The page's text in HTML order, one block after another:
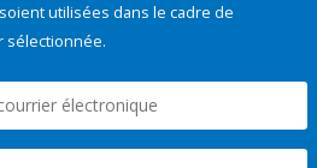
utilisées dans le cadre de
sélectionnée.